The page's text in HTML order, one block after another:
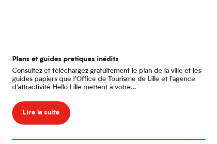
Plans et guides pratiques inédits
Consultez et téléchargez gratuitement le plan de la ville et les
guides papiers que l’Office de Tourisme de Lille et l’agence
d’attractivité Hello Lille mettent à votre...
Lire la suite